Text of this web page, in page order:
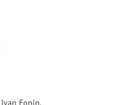
Ivan Fonin.